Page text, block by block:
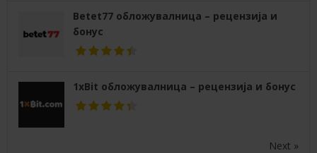
Betet77 обложувалница – рецензија и
бонус
1xBit обложувалница – рецензија и бонус
Next »